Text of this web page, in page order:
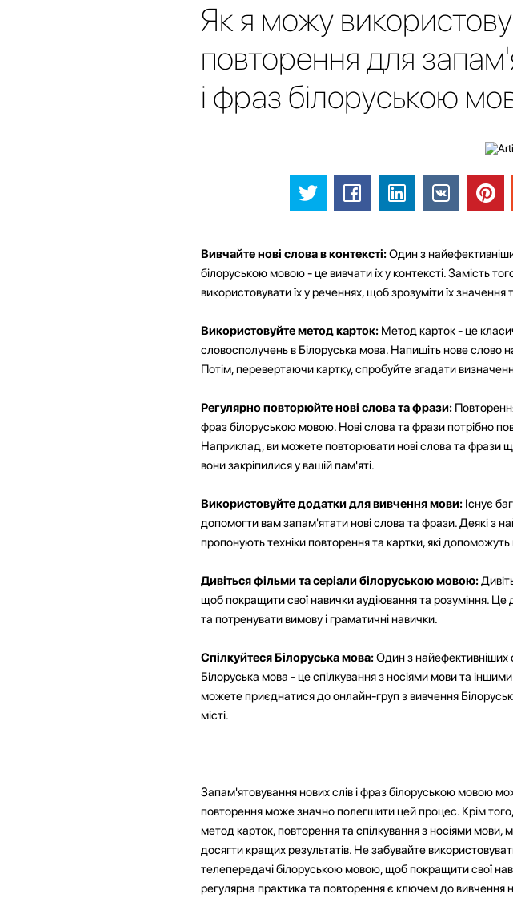
Як я можу
повторення для
і фраз білоруською
Вивчайте нові слова в контексті:Один з
білоруською мовою - це вивчати їх у контексті. Замість
використовувати їх у реченнях, щоб зрозуміти їх
Використовуйте метод карток:Метод карток - це
словосполучень в Білоруська мова. Напишіть нове слово
Потім, перевертаючи картку, спробуйте згадати
Регулярно повторюйте нові слова та фрази:
фраз білоруською мовою. Нові слова та фрази потрібно
Наприклад, ви можете повторювати нові слова та
вони закріпилися у вашій пам'яті.
Використовуйте додатки для вивчення мови:Існує
допомогти вам запам'ятати нові слова та фрази. Деякі з
пропонують техніки повторення та картки, які
Дивіться фільми та серіали білоруською мовою:
щоб покращити свої навички аудіювання та розуміння.
та потренувати вимову і граматичні навички.
Спілкуйтеся Білоруська мова:Один з найефективніших
Білоруська мова - це спілкування з носіями мови та
можете приєднатися до онлайн-груп з вивчення
місті.
Запам'ятовування нових слів і фраз білоруською мовою
повторення може значно полегшити цей процес. Крім
метод карток, повторення та спілкування з носіями
досягти кращих результатів. Не забувайте
телепередачі білоруською мовою, щоб покращити свої
регулярна практика та повторення є ключем до вивчення